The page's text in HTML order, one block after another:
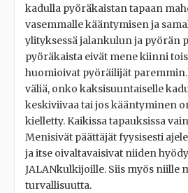
kadulla pyöräkaistan tapaan
vasemmalle kääntymisen ja
ylityksessä jalankulun ja pyörän
pyöräkaista eivät mene kiinni
huomioivat pyöräilijät
väliä, onko kaksisuuntaiselle
keskiviivaa tai jos kääntyminen
kielletty. Kaikissa tapauksissa
Menisivät päättäjät fyysisesti
ja itse oivaltavaisivat niiden
JALANkulkijoille. Siis myös niille
turvallisuutta.